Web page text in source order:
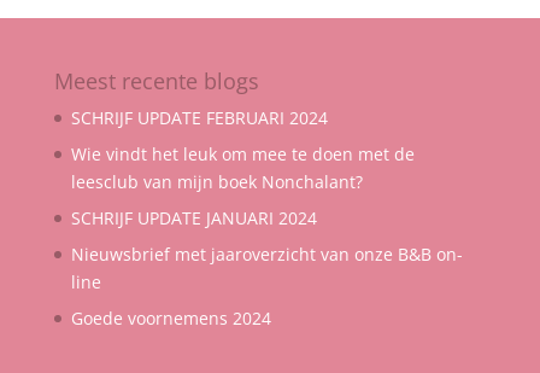
Meest recente blogs
SCHRIJF UPDATE FEBRUARI 2024
Wie vindt het leuk om mee te doen met de
leesclub van mijn boek Nonchalant?
SCHRIJF UPDATE JANUARI 2024
Nieuwsbrief met jaaroverzicht van onze B&B on-
line
Goede voornemens 2024